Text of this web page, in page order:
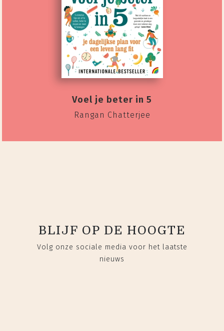
Voel je beter in 5
Rangan Chatterjee
BLIJF OP DE HOOGTE
Volg onze sociale media voor het laatste
nieuws